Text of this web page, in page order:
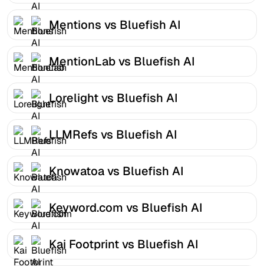
Mentions vs Bluefish AI
MentionLab vs Bluefish AI
Lorelight vs Bluefish AI
LLMRefs vs Bluefish AI
Knowatoa vs Bluefish AI
Keyword.com vs Bluefish AI
Kai Footprint vs Bluefish AI